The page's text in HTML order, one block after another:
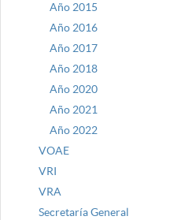
Año 2015
Año 2016
Año 2017
Año 2018
Año 2020
Año 2021
Año 2022
VOAE
VRI
VRA
Secretaría General